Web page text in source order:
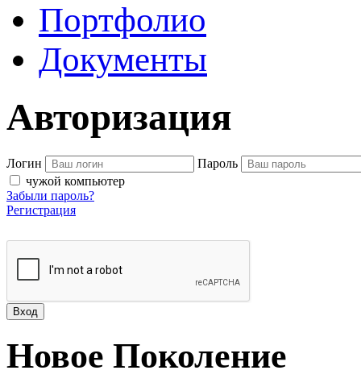
Портфолио
Документы
Авторизация
Логин
Пароль
чужой компьютер
Забыли пароль?
Регистрация
Новое Поколение